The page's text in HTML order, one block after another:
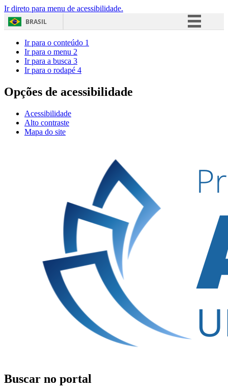
Ir direto para menu de acessibilidade.
BRASIL
Acesso à informação
Ir para o conteúdo 1
Ir para o menu 2
Ir para a busca 3
Ir para o rodapé 4
Opções de acessibilidade
Acessibilidade
Alto contraste
Mapa do site
Buscar no portal